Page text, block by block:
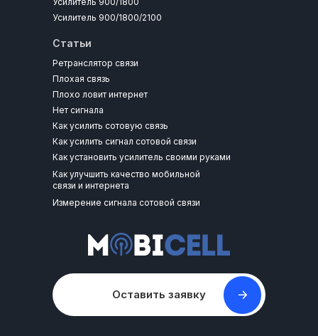
Статьи
Ретранслятор связи
Оставить заявку
Усилитель 900/1800/2100
Плохая связь
Плохо ловит интернет
Нет сигнала
Как усилить сотовую связь
Как усилить сигнал сотовой связи
Как установить усилитель своими руками
Как улучшить качество мобильной
связи и интернета
Измерение сигнала сотовой связи